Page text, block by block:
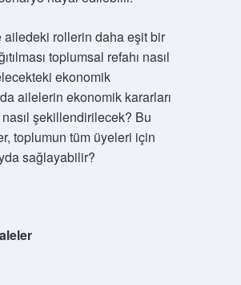
ailedeki rollerin daha eşit bir
toplumsal refahı nasıl
ekonomik
ailelerin ekonomik kararları
şekillendirilecek? Bu
toplumun tüm üyeleri için
sağlayabilir?